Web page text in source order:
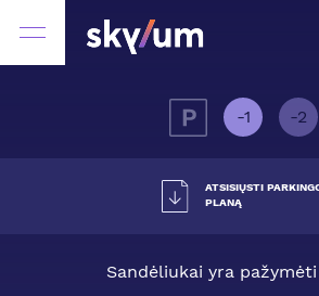
-1 -2
ATSISIŲSTI
PLANĄ
Sandėliukai yra